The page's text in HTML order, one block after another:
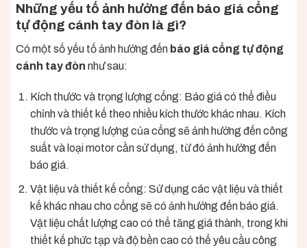
Những yếu tố ảnh hưởng đến báo giá cổng
tự động cánh tay đòn là gì?
Có một số yếu tố ảnh hưởng đến báo giá cổng tự động
cánh tay đòn như sau:
Kích thước và trọng lượng cổng: Báo giácó thể điều
chỉnh và thiết kế theo nhiều kích thước khác nhau. Kích
thước và trọng lượng của cổng sẽ ảnh hưởng đến công
suất và loại motor cần sử dụng, từ đó ảnh hưởng đến
báo giá.
Vật liệu và thiết kế cổng: Sử dụng các vật liệu và thiết
kế khác nhau cho cổng sẽ có ảnh hưởng đến báo giá.
Vật liệu chất lượng cao có thể tăng giá thành, trong khi
thiết kế phức tạp và độ bền cao có thể yêu cầu công